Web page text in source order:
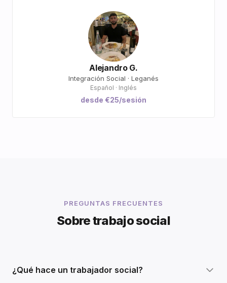
Alejandro G.
Integración Social · Leganés
Español · Inglés
desde €25/sesión
PREGUNTAS FRECUENTES
Sobre trabajo social
¿Qué hace un trabajador social?